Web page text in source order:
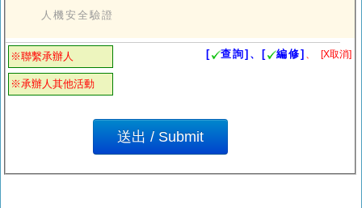
人機安全驗證
※聯繫承辦人
※承辦人其他活動
[ 查詢]、[ 編修] 、 [X取消]